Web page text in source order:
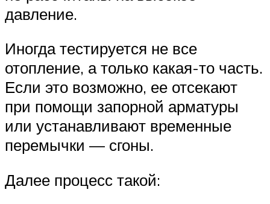
давление.
Иногда тестируется не все
отопление, а только какая-то часть.
Если это возможно, ее отсекают
при помощи запорной арматуры
или устанавливают временные
перемычки — сгоны.
Далее процесс такой: